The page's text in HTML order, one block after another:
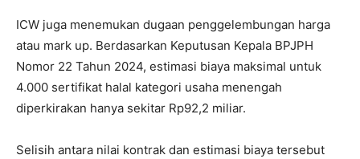
ICW juga menemukan dugaan penggelembungan harga
atau mark up. Berdasarkan Keputusan Kepala BPJPH
Nomor 22 Tahun 2024, estimasi biaya maksimal untuk
4.000 sertifikat halal kategori usaha menengah
diperkirakan hanya sekitar Rp92,2 miliar.
Selisih antara nilai kontrak dan estimasi biaya tersebut